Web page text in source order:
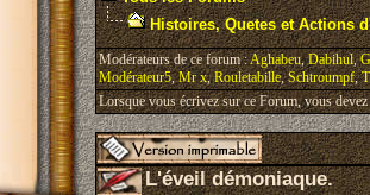
Histoires, Quetes et Actions
Modérateurs de ce forum :Aghabeu,Dabihul,
Modérateur5,Mr x,Rouletabille,Schtroumpf,
Lorsque vous écrivez sur ce Forum, vous
L'éveil démoniaque.